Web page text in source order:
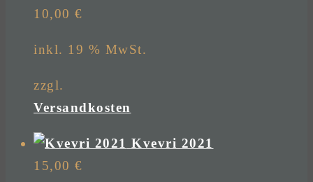
10,00 €
inkl. 19 % MwSt.
zzgl.
Versandkosten
Kvevri 2021
15,00 €